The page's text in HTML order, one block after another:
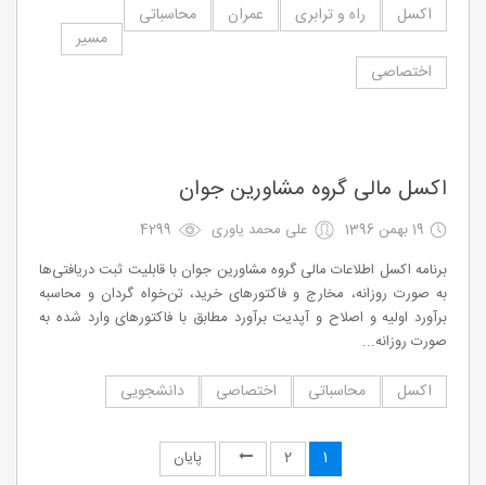
اکسل راه و ترابری عمران محاسباتی
اختصاصی
مسیر
اکسل مالی گروه مشاورین جوان
19 بهمن 1396 علی محمد یاوری
4299
برنامه اکسل اطلاعات مالی گروه مشاورین جوان با قابلیت ثبت دریافتی‌ها
به صورت روزانه، مخارج و فاکتورهای خرید، تن‌خواه گردان و محاسبه
برآورد اولیه و اصلاح و آپدیت برآورد مطابق با فاکتورهای وارد شده به
صورت روزانه...
اکسل محاسباتی اختصاصی دانشجویی
1
2 پایان